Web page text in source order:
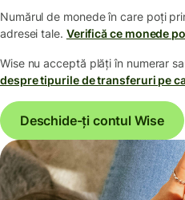
Numărul de monede în care poți
adresei tale. Verifică ce monede
Wise nu acceptă plăți în numerar
despre tipurile de transferuri pe
Deschide-ți contul Wise